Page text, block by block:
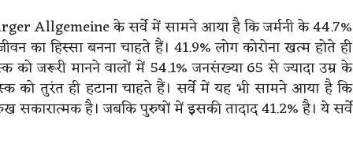
Allgemeine के सर्वे में सामने आया है कि जर्मनी के 44.7%
का हिस्सा बनना चाहते हैं। 41.9% लोग कोरोना खत्म होते ही
को जरूरी मानने वालों में 54.1% जनसंख्या 65 से ज्यादा उम्र के
को तुरंत ही हटाना चाहते हैं। सर्वे में यह भी सामने आया है कि
सकारात्मक है। जबकि पुरुषों में इसकी तादाद 41.2% है। ये सर्वे